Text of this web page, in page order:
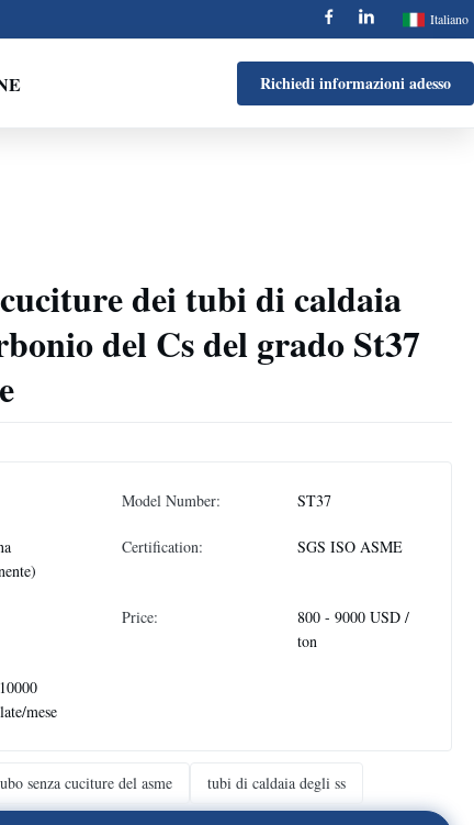
Italiano
Richiedi informazioni adesso
dei tubi di caldaia
del Cs del grado St37
Model Number: ST37
Certification: SGS ISO ASME
Price:
800 - 9000 USD /
ton
mese
senza cuciture del asme tubi di caldaia degli ss